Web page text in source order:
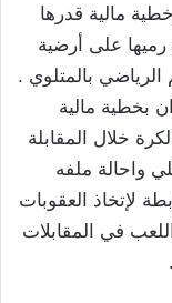
مالية قدرها
رميها على أرضية
الرياضي بالمتلوي .
بخطية مالية
الكرة خلال المقابلة
واحالة ملفه
لإتخاذ العقوبات
في المقابلات